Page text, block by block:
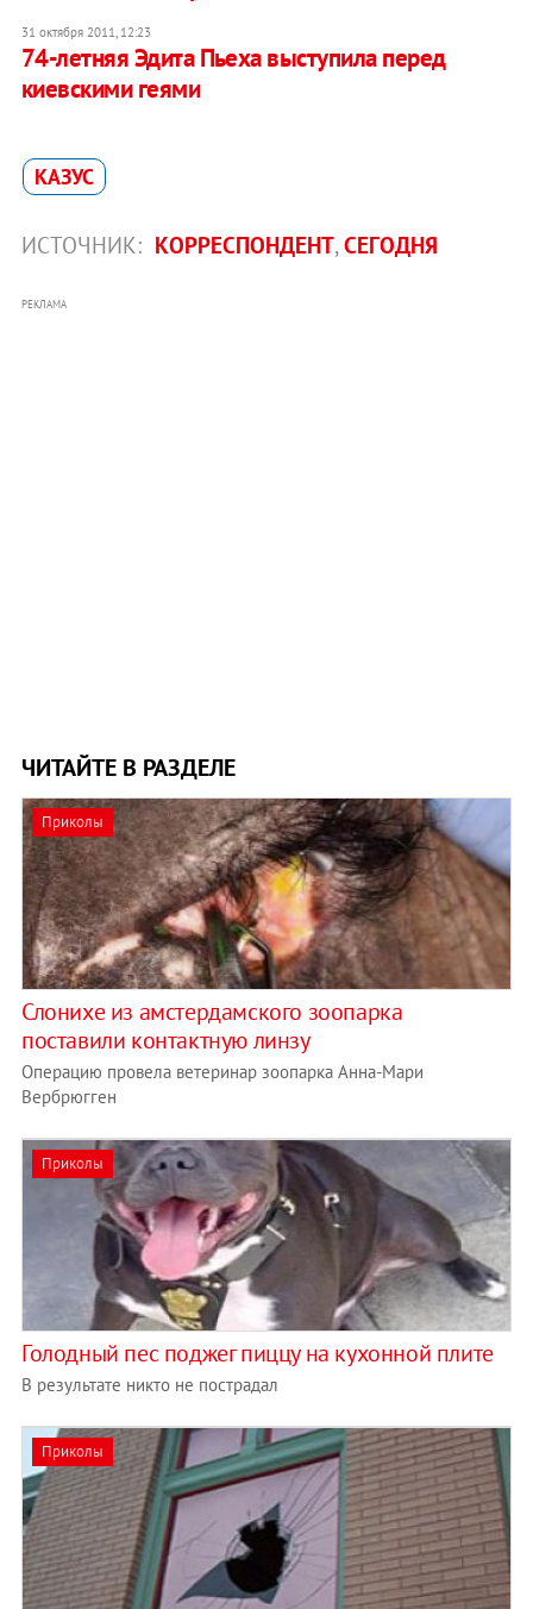
31 октября 2011, 12:23
74-летняя Эдита Пьеха выступила перед
киевскими геями
КАЗУС
ИСТОЧНИК: КОРРЕСПОНДЕНТ,СЕГОДНЯ
РЕКЛАМА
ЧИТАЙТЕ В РАЗДЕЛЕ
Приколы
Слонихе из амстердамского зоопарка
поставили контактную линзу
Операцию провела ветеринар зоопарка Анна-Мари
Вербрюгген
Приколы
Голодный пес поджег пиццу на кухонной плите
В результате никто не пострадал
Приколы